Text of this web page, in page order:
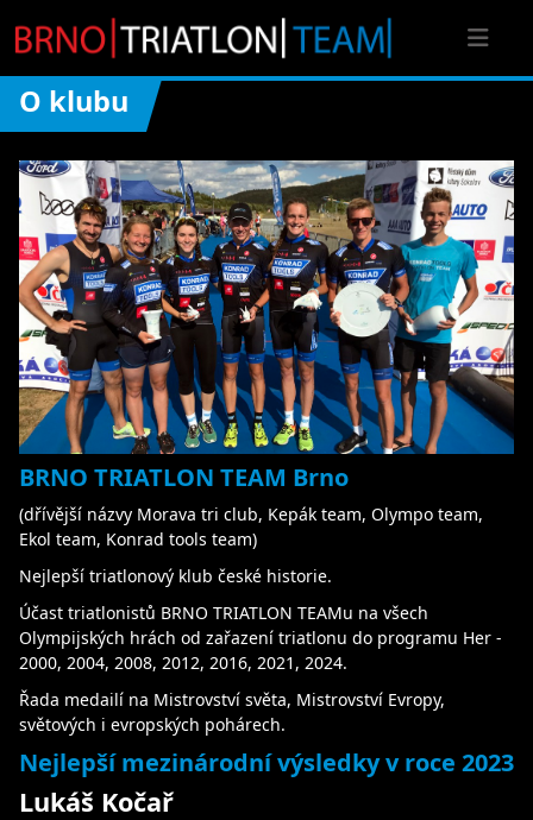
O klubu
BRNO TRIATLON TEAM Brno
(dřívější názvy Morava tri club, Kepák team, Olympo team,
Ekol team, Konrad tools team)
Nejlepší triatlonový klub české historie.
Účast triatlonistů BRNO TRIATLON TEAMu na všech
Olympijských hrách od zařazení triatlonu do programu Her -
2000, 2004, 2008, 2012, 2016, 2021, 2024.
Řada medailí na Mistrovství světa, Mistrovství Evropy,
světových i evropských pohárech.
Nejlepší mezinárodní výsledky v roce 2023
Lukáš Kočař